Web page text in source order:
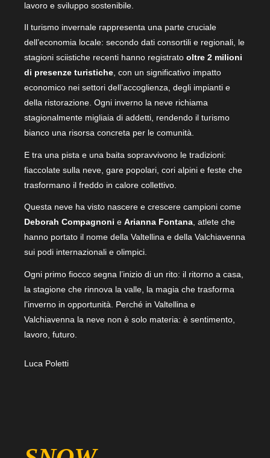
lavoro e sviluppo sostenibile.
Il turismo invernale rappresenta una parte cruciale
dell’economia locale: secondo dati consortili e regionali, le
stagioni sciistiche recenti hanno registrato oltre 2 milioni
di presenze turistiche, con un significativo impatto
economico nei settori dell’accoglienza, degli impianti e
della ristorazione. Ogni inverno la neve richiama
stagionalmente migliaia di addetti, rendendo il turismo
bianco una risorsa concreta per le comunità.
E tra una pista e una baita sopravvivono le tradizioni:
fiaccolate sulla neve, gare popolari, cori alpini e feste che
trasformano il freddo in calore collettivo.
Questa neve ha visto nascere e crescere campioni come
Deborah Compagnoni e Arianna Fontana, atlete che
hanno portato il nome della Valtellina e della Valchiavenna
sui podi internazionali e olimpici.
Ogni primo fiocco segna l’inizio di un rito: il ritorno a casa,
la stagione che rinnova la valle, la magia che trasforma
l’inverno in opportunità. Perché in Valtellina e
Valchiavenna la neve non è solo materia: è sentimento,
lavoro, futuro.
Luca Poletti